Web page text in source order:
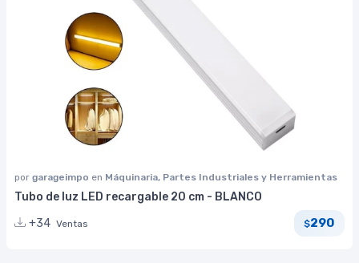
por garageimpo en Máquinaria, Partes Industriales y Herramientas
Tubo de luz LED recargable 20 cm - BLANCO
+34 Ventas $290